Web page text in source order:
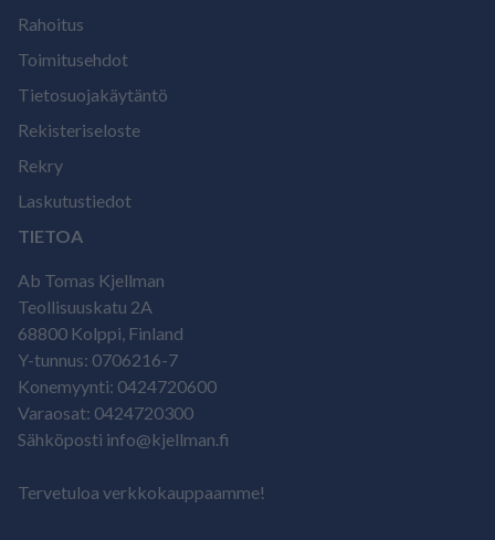
Rahoitus
Toimitusehdot
Tietosuojakäytäntö
Rekisteriseloste
Rekry
Laskutustiedot
TIETOA
Ab Tomas Kjellman
Teollisuuskatu 2A
68800 Kolppi, Finland
Y-tunnus: 0706216-7
Konemyynti: 0424720600
Varaosat: 0424720300
Sähköposti info@kjellman.fi
Tervetuloa verkkokauppaamme!